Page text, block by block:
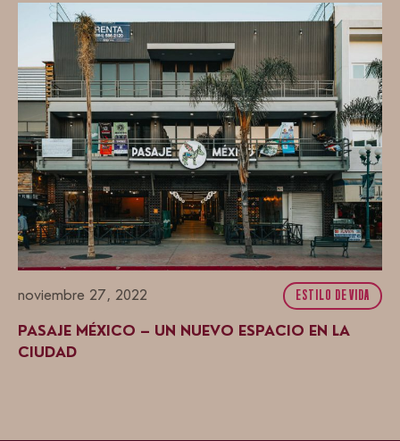
noviembre 27, 2022 ESTILO DE VIDA
PASAJE MÉXICO – UN NUEVO ESPACIO EN LA
CIUDAD